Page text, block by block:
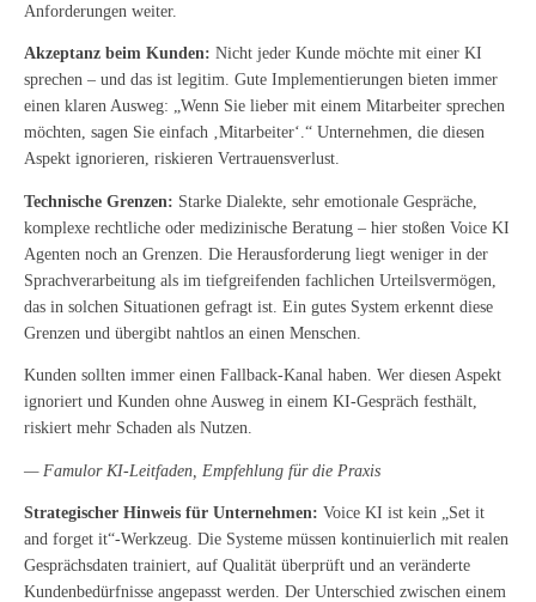
Anforderungen weiter.
Akzeptanz beim Kunden: Nicht jeder Kunde möchte mit einer KI
sprechen – und das ist legitim. Gute Implementierungen bieten immer
einen klaren Ausweg: „Wenn Sie lieber mit einem Mitarbeiter sprechen
möchten, sagen Sie einfach ‚Mitarbeiter‘.“ Unternehmen, die diesen
Aspekt ignorieren, riskieren Vertrauensverlust.
Technische Grenzen: Starke Dialekte, sehr emotionale Gespräche,
komplexe rechtliche oder medizinische Beratung – hier stoßen Voice KI
Agenten noch an Grenzen. Die Herausforderung liegt weniger in der
Sprachverarbeitung als im tiefgreifenden fachlichen Urteilsvermögen,
das in solchen Situationen gefragt ist. Ein gutes System erkennt diese
Grenzen und übergibt nahtlos an einen Menschen.
Kunden sollten immer einen Fallback-Kanal haben. Wer diesen Aspekt
ignoriert und Kunden ohne Ausweg in einem KI-Gespräch festhält,
riskiert mehr Schaden als Nutzen.
— Famulor KI-Leitfaden, Empfehlung für die Praxis
Strategischer Hinweis für Unternehmen: Voice KI ist kein „Set it
and forget it“-Werkzeug. Die Systeme müssen kontinuierlich mit realen
Gesprächsdaten trainiert, auf Qualität überprüft und an veränderte
Kundenbedürfnisse angepasst werden. Der Unterschied zwischen einem